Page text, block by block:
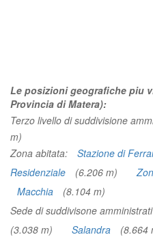
Le posizioni geografiche piu
Provincia di Matera):
Terzo livello di suddivisione
m)
Zona abitata:
Stazione di
Residenziale
(6.206 m)
Macchia
(8.104 m)
Sede di suddivisone
(3.038 m)
Salandra
(8.664